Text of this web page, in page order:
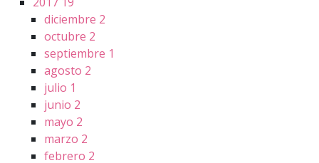
diciembre 2
octubre 2
septiembre 1
agosto 2
julio 1
junio 2
mayo 2
marzo 2
febrero 2